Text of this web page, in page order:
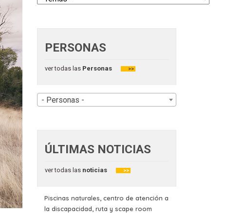
PERSONAS
ver todas las Personas >>
- Personas -
ÚLTIMAS NOTICIAS
ver todas las noticias >>
Piscinas naturales, centro de atención a
la discapacidad, ruta y scape room